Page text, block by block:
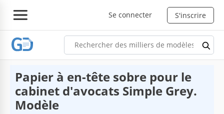
Se connecter S'inscrire
Papier à en-tête sobre pour le
cabinet d'avocats Simple Grey.
Modèle